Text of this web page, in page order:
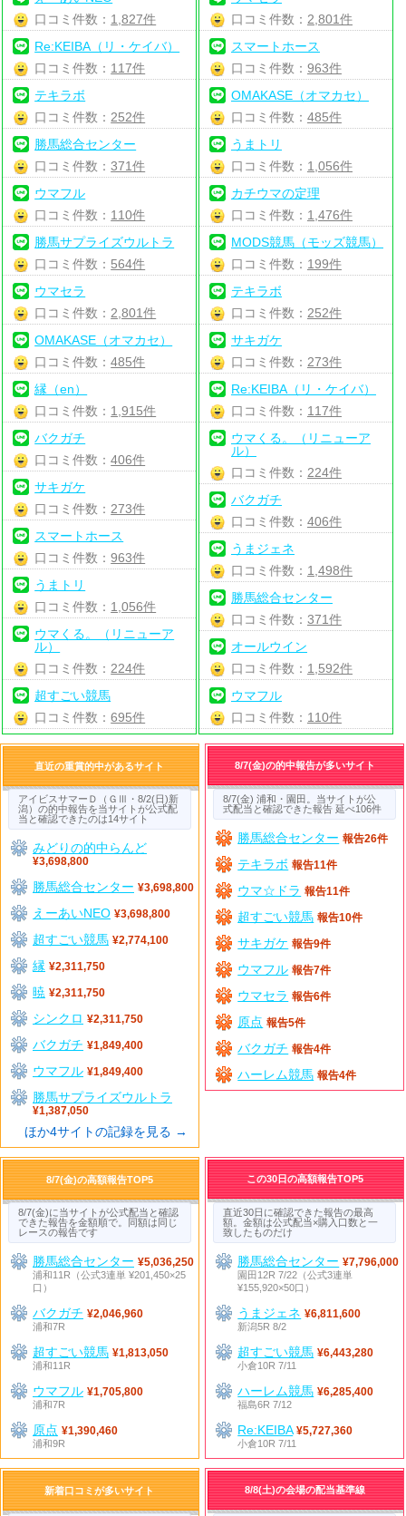
口コミ件数： 1,827件
Re:KEIBA（リ・ケイバ）
口コミ件数： 117件
テキラボ
口コミ件数： 252件
勝馬総合センター
口コミ件数：371件
ウマフル
口コミ件数： 110件
勝馬サプライズウルトラ
口コミ件数： 564件
ウマセラ
口コミ件数： 2,801件
OMAKASE（オマカセ）
口コミ件数：485件
縁（en）
口コミ件数： 1,915件
バクガチ
口コミ件数：406件
サキガケ
口コミ件数： 273件
スマートホース
口コミ件数：963件
うまトリ
口コミ件数： 1,056件
ウマくる。（リニューア
ル）
口コミ件数： 224件
超すごい競馬
口コミ件数：695件
口コミ件数： 2,801件
スマートホース
口コミ件数： 963件
OMAKASE（オマカセ）
口コミ件数： 485件
うまトリ
口コミ件数： 1,056件
カチウマの定理
口コミ件数： 1,476件
MODS競馬（モッズ競馬）
口コミ件数： 199件
テキラボ
口コミ件数： 252件
サキガケ
口コミ件数： 273件
Re:KEIBA（リ・ケイバ）
口コミ件数： 117件
ウマくる。（リニューア
ル）
口コミ件数： 224件
バクガチ
口コミ件数： 406件
うまジェネ
口コミ件数： 1,498件
勝馬総合センター
口コミ件数： 371件
オールウイン
口コミ件数： 1,592件
ウマフル
口コミ件数： 110件
直近の重賞的中があるサイト
アイビスサマーＤ（ＧⅢ・8/2(日)新
潟）の的中報告を当サイトが公式配
当と確認できたのは14サイト
みどりの的中らんど
¥3,698,800
勝馬総合センター ¥3,698,800
えーあいNEO ¥3,698,800
超すごい競馬 ¥2,774,100
縁 ¥2,311,750
暁 ¥2,311,750
シンクロ ¥2,311,750
バクガチ ¥1,849,400
ウマフル ¥1,849,400
勝馬サプライズウルトラ
¥1,387,050
ほか4サイトの記録を見る →
8/7(金)の的中報告が多いサイト
8/7(金) 浦和・園田。当サイトが公
式配当と確認できた報告 延べ106件
勝馬総合センター 報告26件
テキラボ 報告11件
ウマ☆ドラ 報告11件
超すごい競馬 報告10件
サキガケ 報告9件
ウマフル 報告7件
ウマセラ 報告6件
原点 報告5件
バクガチ 報告4件
ハーレム競馬 報告4件
8/7(金)の高額報告TOP5
8/7(金)に当サイトが公式配当と確認
できた報告を金額順で。同額は同じ
レースの報告です
勝馬総合センター ¥5,036,250
浦和11R（公式3連単 ¥201,450×25
口）
バクガチ ¥2,046,960
浦和7R
超すごい競馬 ¥1,813,050
浦和11R
ウマフル ¥1,705,800
浦和7R
原点 ¥1,390,460
浦和9R
この30日の高額報告TOP5
直近30日に確認できた報告の最高
額。金額は公式配当×購入口数と一
致したものだけ
勝馬総合センター ¥7,796,000
園田12R 7/22（公式3連単
¥155,920×50口）
うまジェネ ¥6,811,600
新潟5R 8/2
超すごい競馬 ¥6,443,280
小倉10R 7/11
ハーレム競馬 ¥6,285,400
福島6R 7/12
Re:KEIBA ¥5,727,360
小倉10R 7/11
新着口コミが多いサイト 8/8(土)の会場の配当基準線